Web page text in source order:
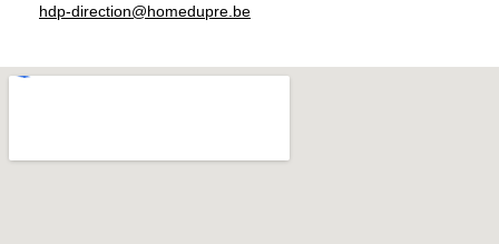
hdp-direction@homedupre.be